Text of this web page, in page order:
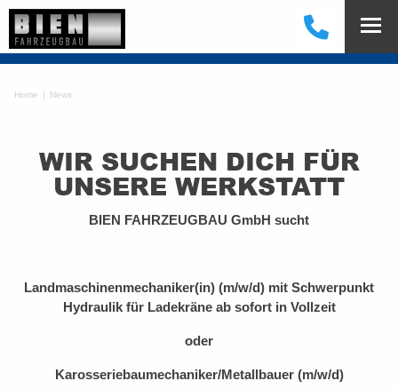
Home News
WIR SUCHEN DICH FÜR
UNSERE WERKSTATT
BIEN FAHRZEUGBAU GmbH sucht
Landmaschinenmechaniker(in) (m/w/d) mit Schwerpunkt
Hydraulik für Ladekräne ab sofort in Vollzeit
oder
Karosseriebaumechaniker/Metallbauer (m/w/d)